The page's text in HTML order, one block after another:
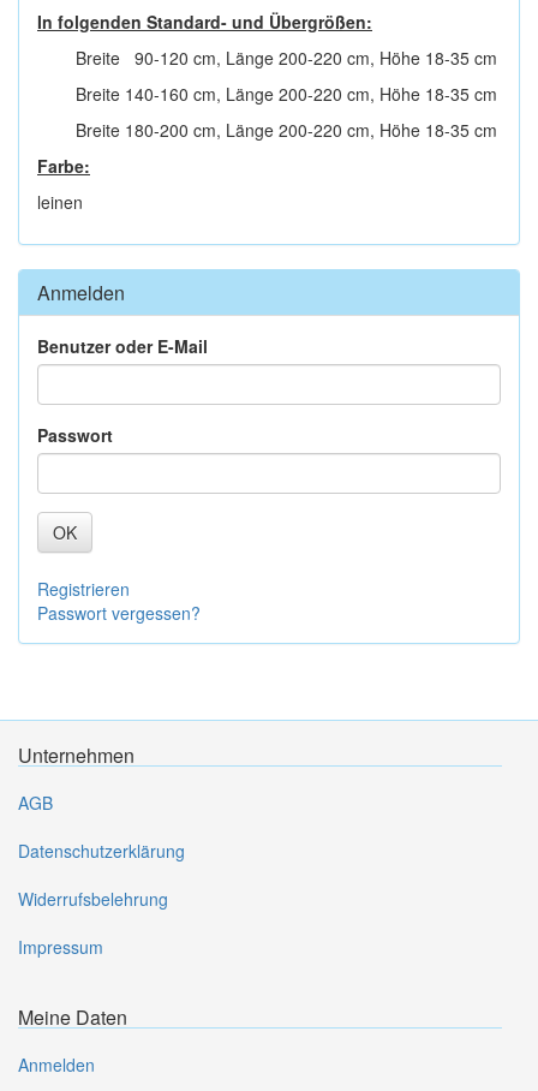
In folgenden Standard- und Übergrößen:
Breite 90-120 cm, Länge 200-220 cm, Höhe 18-35 cm
Breite 140-160 cm, Länge 200-220 cm, Höhe 18-35 cm
Breite 180-200 cm, Länge 200-220 cm, Höhe 18-35 cm
Farbe:
leinen
Anmelden
Benutzer oder E-Mail
Passwort
OK
Registrieren
Passwort vergessen?
Unternehmen
AGB
Datenschutzerklärung
Widerrufsbelehrung
Impressum
Meine Daten
Anmelden